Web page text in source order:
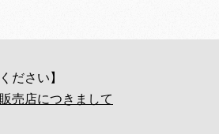
ださい】
売店につきまして